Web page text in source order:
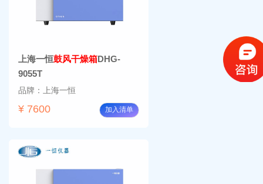
上海一恒鼓风干燥箱DHG-
9055T
品牌：上海一恒
¥ 7600 加入清单